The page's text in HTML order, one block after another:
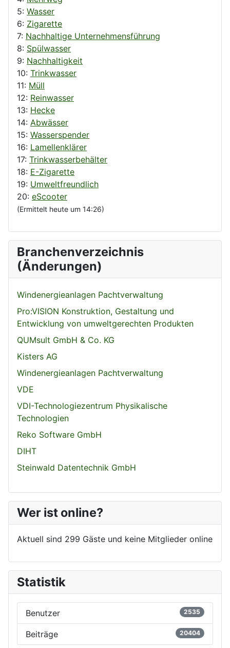
5: Wasser
6: Zigarette
7: Nachhaltige Unternehmensführung
8: Spülwasser
9: Nachhaltigkeit
10: Trinkwasser
11: Müll
12: Reinwasser
13: Hecke
14: Abwässer
15: Wasserspender
16: Lamellenklärer
17: Trinkwasserbehälter
18: E-Zigarette
19: Umweltfreundlich
20: eScooter
(Ermittelt heute um 14:26)
Branchenverzeichnis
(Änderungen)
Windenergieanlagen Pachtverwaltung
Pro:VISION Konstruktion, Gestaltung und
Entwicklung von umweltgerechten Produkten
QUMsult GmbH & Co. KG
Kisters AG
Windenergieanlagen Pachtverwaltung
VDE
VDI-Technologiezentrum Physikalische
Technologien
Reko Software GmbH
DIHT
Steinwald Datentechnik GmbH
Wer ist online?
Aktuell sind 299 Gäste und keine Mitglieder online
Statistik
Benutzer 2535
Beiträge 20404